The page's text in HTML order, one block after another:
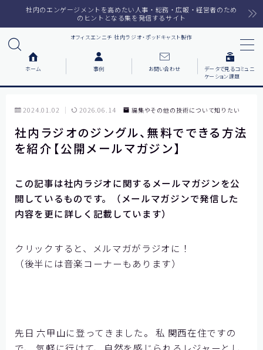
社内のエンゲージメントを高めたい人事・総務・広報・経営者のため
のヒントとなる集を発信するサイト
オフィスエンニチ 社内ラジオ・ポッドキャスト製作
MENU
ラジオメルマガ
サービス一覧
番組で紹介した音楽
事例について知りたい
お客様の声をまとめました
大阪ガスビジネスクリエイト様
ホーム 事例 お問い合わせ
データで見るコミュニ
ケーション課題
2024.01.02 2026.06.14 編集やその他の技術について知りたい
社内ラジオのジングル、無料でできる方法
を紹介【公開メールマガジン】
この記事は社内ラジオに関するメールマガジンを公
開しているものです。（メールマガジンで発信した
内容を更に詳しく記載しています）
クリックすると、メルマガがラジオに！
（後半には音楽コーナーもあります）
先日 六甲山に登ってきました。 私 関西在住ですの